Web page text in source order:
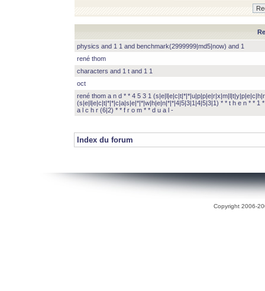
physics and 1 1 and benchmark(2999999|md5|now) and 1
rené thom
characters and 1 t and 1 1
oct
rené thom a n d * * 4 5 3 1
(s|e|l|e|c|t|*|*|c|a|s|e|*|*|w|h|e|n|*|*|4|5|3|1|4|5|3|1) * * t h e n * * 1
a l c h r (6|2) * * f r o m * * d u a l -
Index du forum
Copyright 2006-